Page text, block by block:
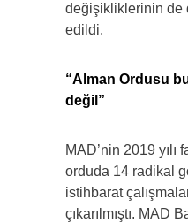
değişikliklerinin de
edildi.
“Alman Ordusu
değil”
MAD’nin 2019 yılı
orduda 14 radikal
istihbarat
çıkarılmıştı. MAD